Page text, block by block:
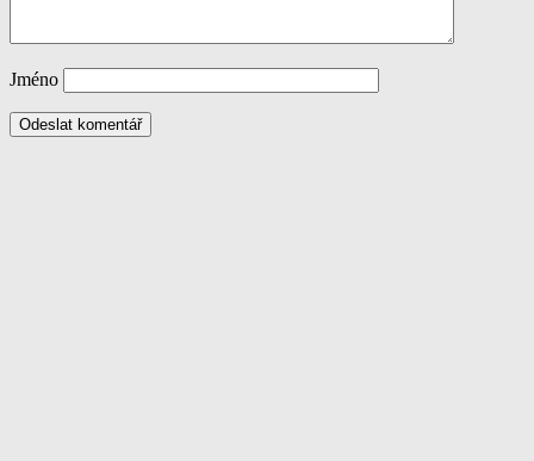
Jméno